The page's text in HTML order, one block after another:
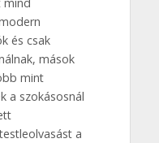
és csak
mások
mint
a szokásosnál
a